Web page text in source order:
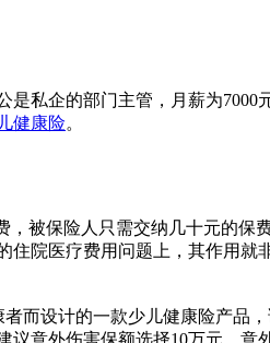
企的部门主管，月薪为7000
健康险。
保险人只需交纳几十元的保
院医疗费用问题上，其作用
设计的一款少儿健康险产品
意外伤害保额选择10万元，